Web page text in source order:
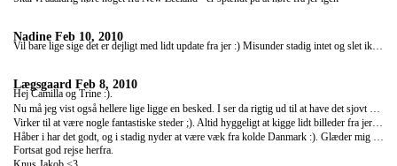
Nadine Feb 10, 2010
Vil bare lige sige det er dejligt med lidt update fra jer :) Misunder stadig intet og slet ikke varmen ;)
Lægsgaard Feb 8, 2010
Hej Camilla og Trine :).
Håber i har det godt, og i stadig nyder at være væk fra kolde Danmark :). Glæder mig til at se jer når i kommer hjem.
Fortsat god rejse herfra.